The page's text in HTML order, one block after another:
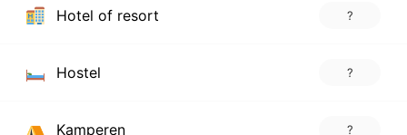
Hotel of resort ?
Hostel ?
Kamperen ?